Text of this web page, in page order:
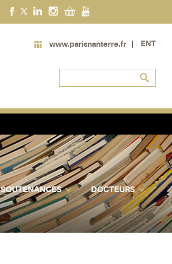
www.parisnanterre.fr ENT
SOUTENANCES DOCTEURS